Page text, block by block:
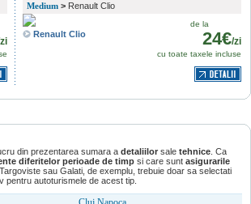
Medium > Renault Clio
Renault Clio
de la
24€/zi
cu toate taxele incluse
din prezentarea sumara a detaliilor sale tehnice . Ca
diferitelor perioade de timp si care sunt asigurarile
sau Galati, de exemplu, trebuie doar sa selectati
pentru autoturismele de acest tip.